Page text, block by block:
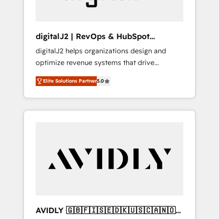
digitalJ2 | RevOps & HubSpot
Implementations
digitalJ2 helps organizations design and
optimize revenue systems that drive
scalable, predictable growth. As a triple-
accredited HubSpot Solutions Partner, we
specialize in both strategic RevOps planning
and hands-on technical execution - building
Services - Managed IT (MSP) - Franchises -
Professional Services - And more! How we
Custom integrations and workflow
Elite Solutions Partner5.0
AVIDLY 🇬🇧🇫🇮🇸🇪🇩🇰🇺🇸🇨🇦🇳🇴